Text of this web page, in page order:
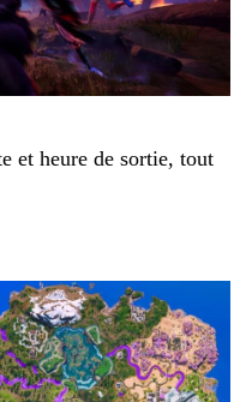
et heure de sortie, tout